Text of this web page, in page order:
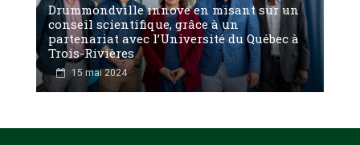
Drummondville innove en misant sur un
conseil scientifique, grâce à un
partenariat avec l’Université du Québec à
Trois-Rivières
15 mai 2024